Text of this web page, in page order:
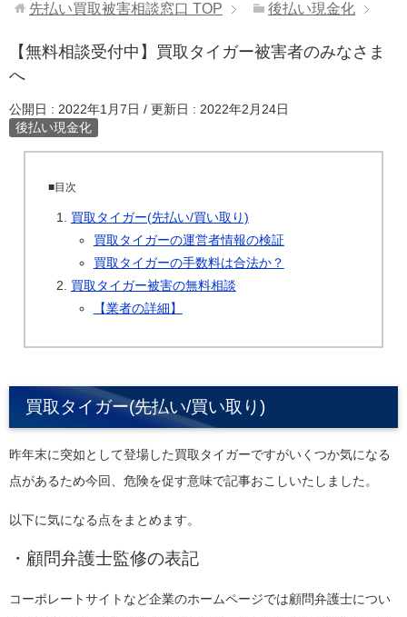
先払い買取被害相談窓口 TOP 後払い現金化
【無料相談受付中】買取タイガー被害者のみなさま
へ
公開日 : 2022年1月7日 / 更新日 : 2022年2月24日
後払い現金化
■目次
買取タイガー(先払い/買い取り)
買取タイガーの運営者情報の検証
買取タイガーの手数料は合法か？
買取タイガー被害の無料相談
【業者の詳細】
買取タイガー(先払い/買い取り)
昨年末に突如として登場した買取タイガーですがいくつか気になる
点があるため今回、危険を促す意味で記事おこしいたしました。
以下に気になる点をまとめます。
・顧問弁護士監修の表記
コーポレートサイトなど企業のホームページでは顧問弁護士につい